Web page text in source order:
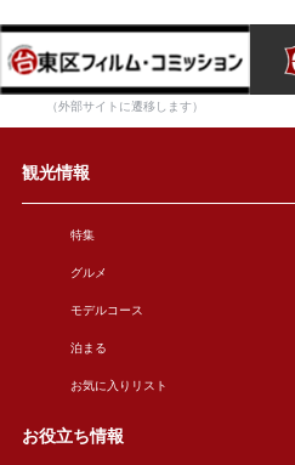
（外部サイトに遷移します）
観光情報
特集
グルメ
モデルコース
泊まる
お気に入りリスト
お役立ち情報